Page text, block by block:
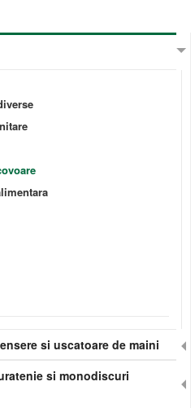
si uscatoare de maini
si monodiscuri